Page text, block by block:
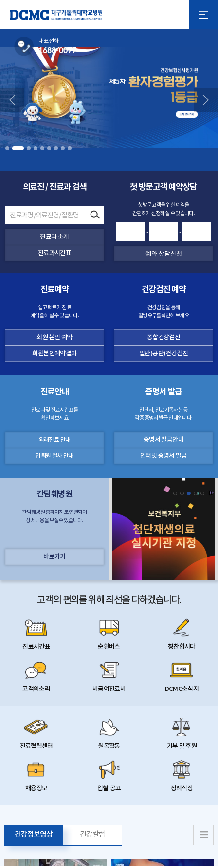
대표전화
1688-0077
의료진 / 진료과 검색
진료과 소개
진료과시간표
첫 방문고객 예약상담
첫방문고객을 위한 예약을
간편하게 신청하실 수 있습니다.
- -
진료예약
쉽고 빠르게 진료
예약을 하실 수 있습니다.
회원 본인 예약
회원본인예약결과
건강검진 예약
건강검진을 통해
질병유무를확인해 보세요
종합건강검진
일반(공단)건강검진
진료안내
진료과 및 진료시간표를
확인해보세요
외래진료 안내
입퇴원 절차 안내
증명서 발급
진단서, 진료기록사본 등
각종 증명서 발급 안내입니다.
증명서 발급안내
인터넷 증명서 발급
간담췌병원
간담췌병원 홈페이지로 연결되며
상세내용을 보실수 있습니다.
바로가기
고객의 편의를 위해 최선을 다하겠습니다.
진료시간표 순환버스 칭찬합시다
고객의소리 비급여진료비 DCMC소식지
진료협력센터 원목활동 기부 및 후원
채용정보 입찰·공고 장례식장
건강정보영상 건강칼럼